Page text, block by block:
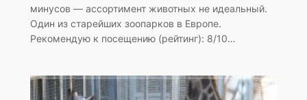
минусов — ассортимент животных не идеальный.
Один из старейших зоопарков в Европе.
Рекомендую к посещению (рейтинг): 8/10…